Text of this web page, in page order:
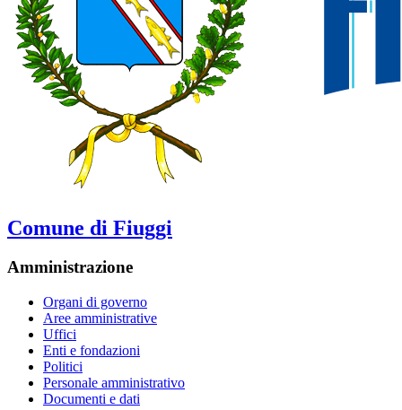
Comune di Fiuggi
Amministrazione
Organi di governo
Aree amministrative
Uffici
Enti e fondazioni
Politici
Personale amministrativo
Documenti e dati